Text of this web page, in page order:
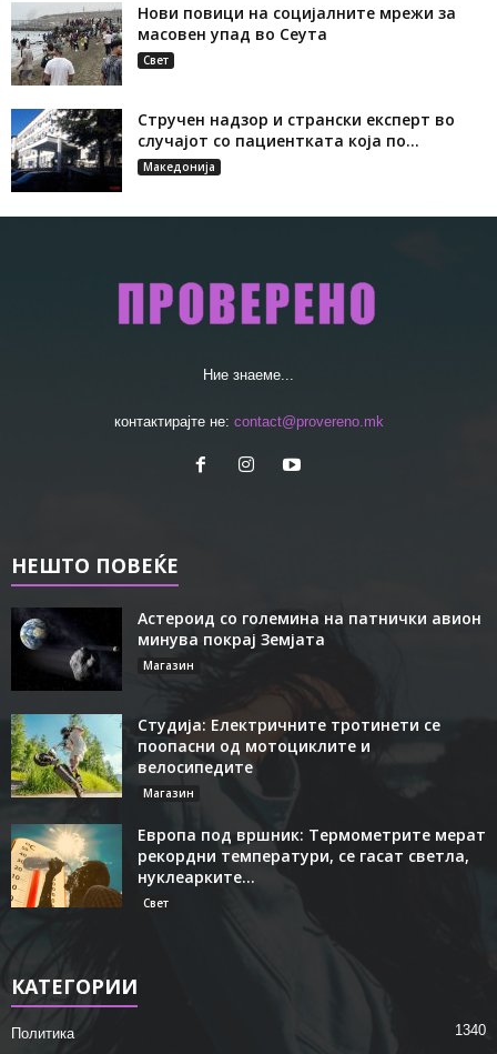
Нови повици на социјалните мрежи за
масовен упад во Сеута
Свет
Стручен надзор и странски експерт во
случајот со пациентката која по...
Македонија
Ние знаеме...
контактирајте не: contact@provereno.mk
НЕШТО ПОВЕЌЕ
Астероид со големина на патнички авион
минува покрај Земјата
Магазин
Студија: Електричните тротинети се
поопасни од мотоциклите и
велосипедите
Магазин
Европа под вршник: Термометрите мерат
рекордни температури, се гасат светла,
нуклеарките...
Свет
КАТЕГОРИИ
Политика 1340